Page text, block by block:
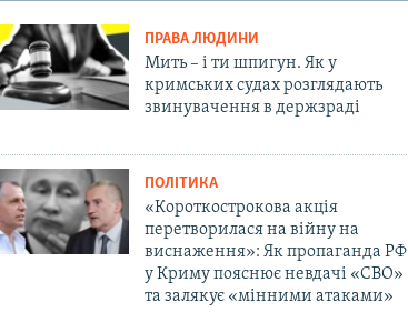
ПРАВА ЛЮДИНИ
Мить – і ти шпигун. Як у
кримських судах розглядають
звинувачення в держзраді
ПОЛІТИКА
«Короткострокова акція
перетворилася на війну на
виснаження»: Як пропаганда РФ
у Криму пояснює невдачі «СВО»
та залякує «мінними атаками»